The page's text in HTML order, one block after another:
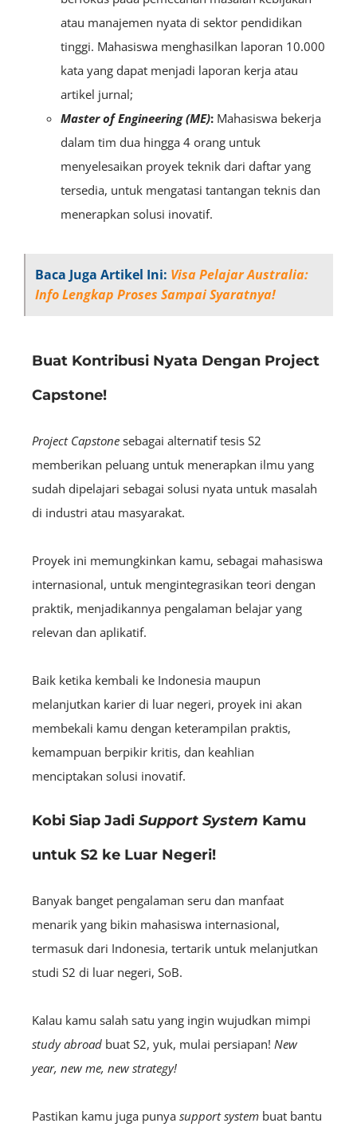
atau manajemen nyata di sektor pendidikan
tinggi. Mahasiswa menghasilkan laporan 10.000
kata yang dapat menjadi laporan kerja atau
artikel jurnal;
Master of Engineering (ME): Mahasiswa bekerja
dalam tim dua hingga 4 orang untuk
menyelesaikan proyek teknik dari daftar yang
tersedia, untuk mengatasi tantangan teknis dan
menerapkan solusi inovatif.
Baca Juga Artikel Ini: Visa Pelajar Australia:
Info Lengkap Proses Sampai Syaratnya!
Buat Kontribusi Nyata Dengan Project
Capstone!
Project Capstone sebagai alternatif tesis S2
memberikan peluang untuk menerapkan ilmu yang
sudah dipelajari sebagai solusi nyata untuk masalah
di industri atau masyarakat.
Proyek ini memungkinkan kamu, sebagai mahasiswa
internasional, untuk mengintegrasikan teori dengan
praktik, menjadikannya pengalaman belajar yang
relevan dan aplikatif.
Baik ketika kembali ke Indonesia maupun
melanjutkan karier di luar negeri, proyek ini akan
membekali kamu dengan keterampilan praktis,
kemampuan berpikir kritis, dan keahlian
menciptakan solusi inovatif.
Kobi Siap Jadi Support System Kamu
untuk S2 ke Luar Negeri!
Banyak banget pengalaman seru dan manfaat
menarik yang bikin mahasiswa internasional,
termasuk dari Indonesia, tertarik untuk melanjutkan
studi S2 di luar negeri, SoB.
Kalau kamu salah satu yang ingin wujudkan mimpi
study abroad buat S2, yuk, mulai persiapan! New
year, new me, new strategy!
Pastikan kamu juga punya support system buat bantu